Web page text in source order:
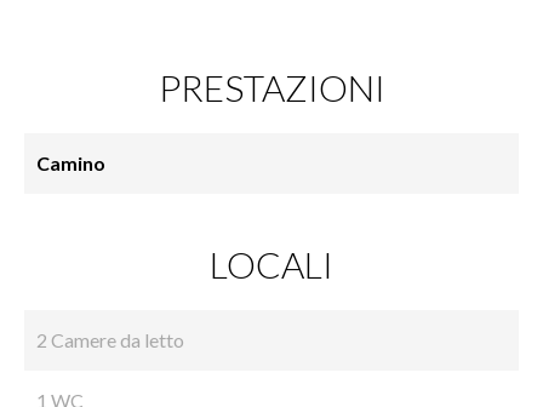
PRESTAZIONI
Camino
LOCALI
2 Camere da letto
1 WC